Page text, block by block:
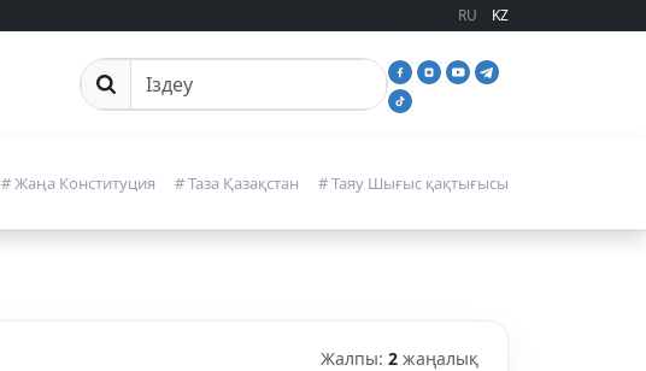
RU KZ
Сайттан іздеу
# Жаңа Конституция # Таза Қазақстан # Таяу Шығыс қақтығысы
Жалпы: 2 жаңалық